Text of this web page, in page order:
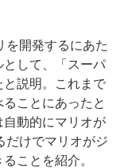
開発するにあた
として、「スーパ
説明。これまで
ことにあったと
自動的にマリオが
だけでマリオがジ
ことを紹介。